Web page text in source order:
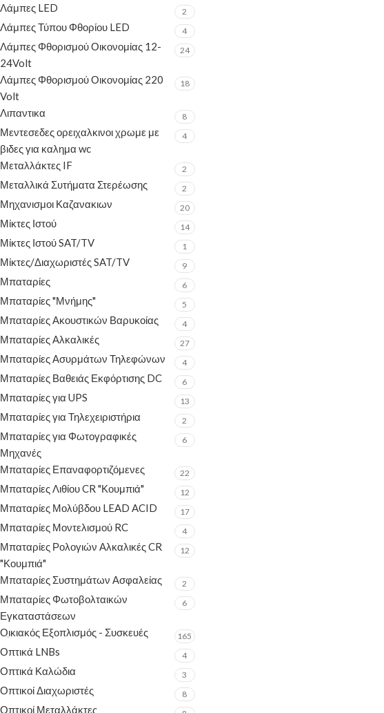
Λάμπες LED 2
Λάμπες Τύπου Φθορίου LED 4
Λάμπες Φθορισμού Οικονομίας 12-
24Volt
24
Λάμπες Φθορισμού Οικονομίας 220
Volt
18
Λιπαντικα 8
Μεντεσεδες ορειχαλκινοι χρωμε με
βιδες για καλημα wc
4
Μεταλλάκτες IF 2
Μεταλλικά Συτήματα Στερέωσης 2
Μηχανισμοι Καζανακιων 20
Μίκτες Ιστού 14
Μίκτες Ιστού SAT/TV 1
Μίκτες/Διαχωριστές SAT/TV 9
Μπαταρίες 6
Μπαταρίες "Μνήμης" 5
Μπαταρίες Ακουστικών Βαρυκοίας 4
Μπαταρίες Αλκαλικές 27
Μπαταρίες Ασυρμάτων Τηλεφώνων 4
Μπαταρίες Βαθειάς Εκφόρτισης DC 6
Μπαταρίες για UPS 13
Μπαταρίες για Τηλεχειριστήρια 2
Μπαταρίες για Φωτογραφικές
Μηχανές
6
Μπαταρίες Επαναφορτιζόμενες 22
Μπαταρίες Λιθίου CR "Κουμπιά" 12
Μπαταρίες Μολύβδου LEAD ACID 17
Μπαταρίες Μοντελισμού RC 4
Μπαταρίες Ρολογιών Αλκαλικές CR
"Κουμπιά"
12
Μπαταρίες Συστημάτων Ασφαλείας 2
Μπαταρίες Φωτοβολταικών
Εγκαταστάσεων
6
Οικιακός Εξοπλισμός - Συσκευές 165
Οπτικά LNBs 4
Οπτικά Καλώδια 3
Οπτικοί Διαχωριστές 8
Οπτικοί Μεταλλάκτες